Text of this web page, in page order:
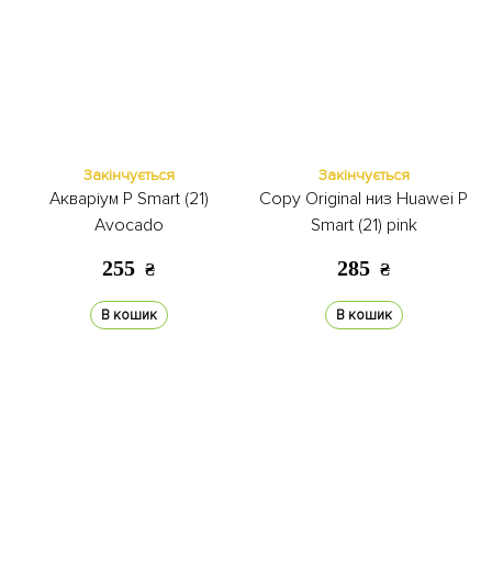
Закінчується
Акваріум P Smart (21)
Avocado
255 ₴
В кошик
Закінчується
Copy Original низ Huawei P
Smart (21) pink
285 ₴
В кошик